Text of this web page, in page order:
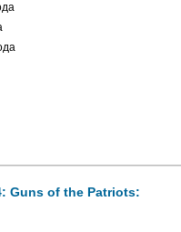
Guns of the Patriots: